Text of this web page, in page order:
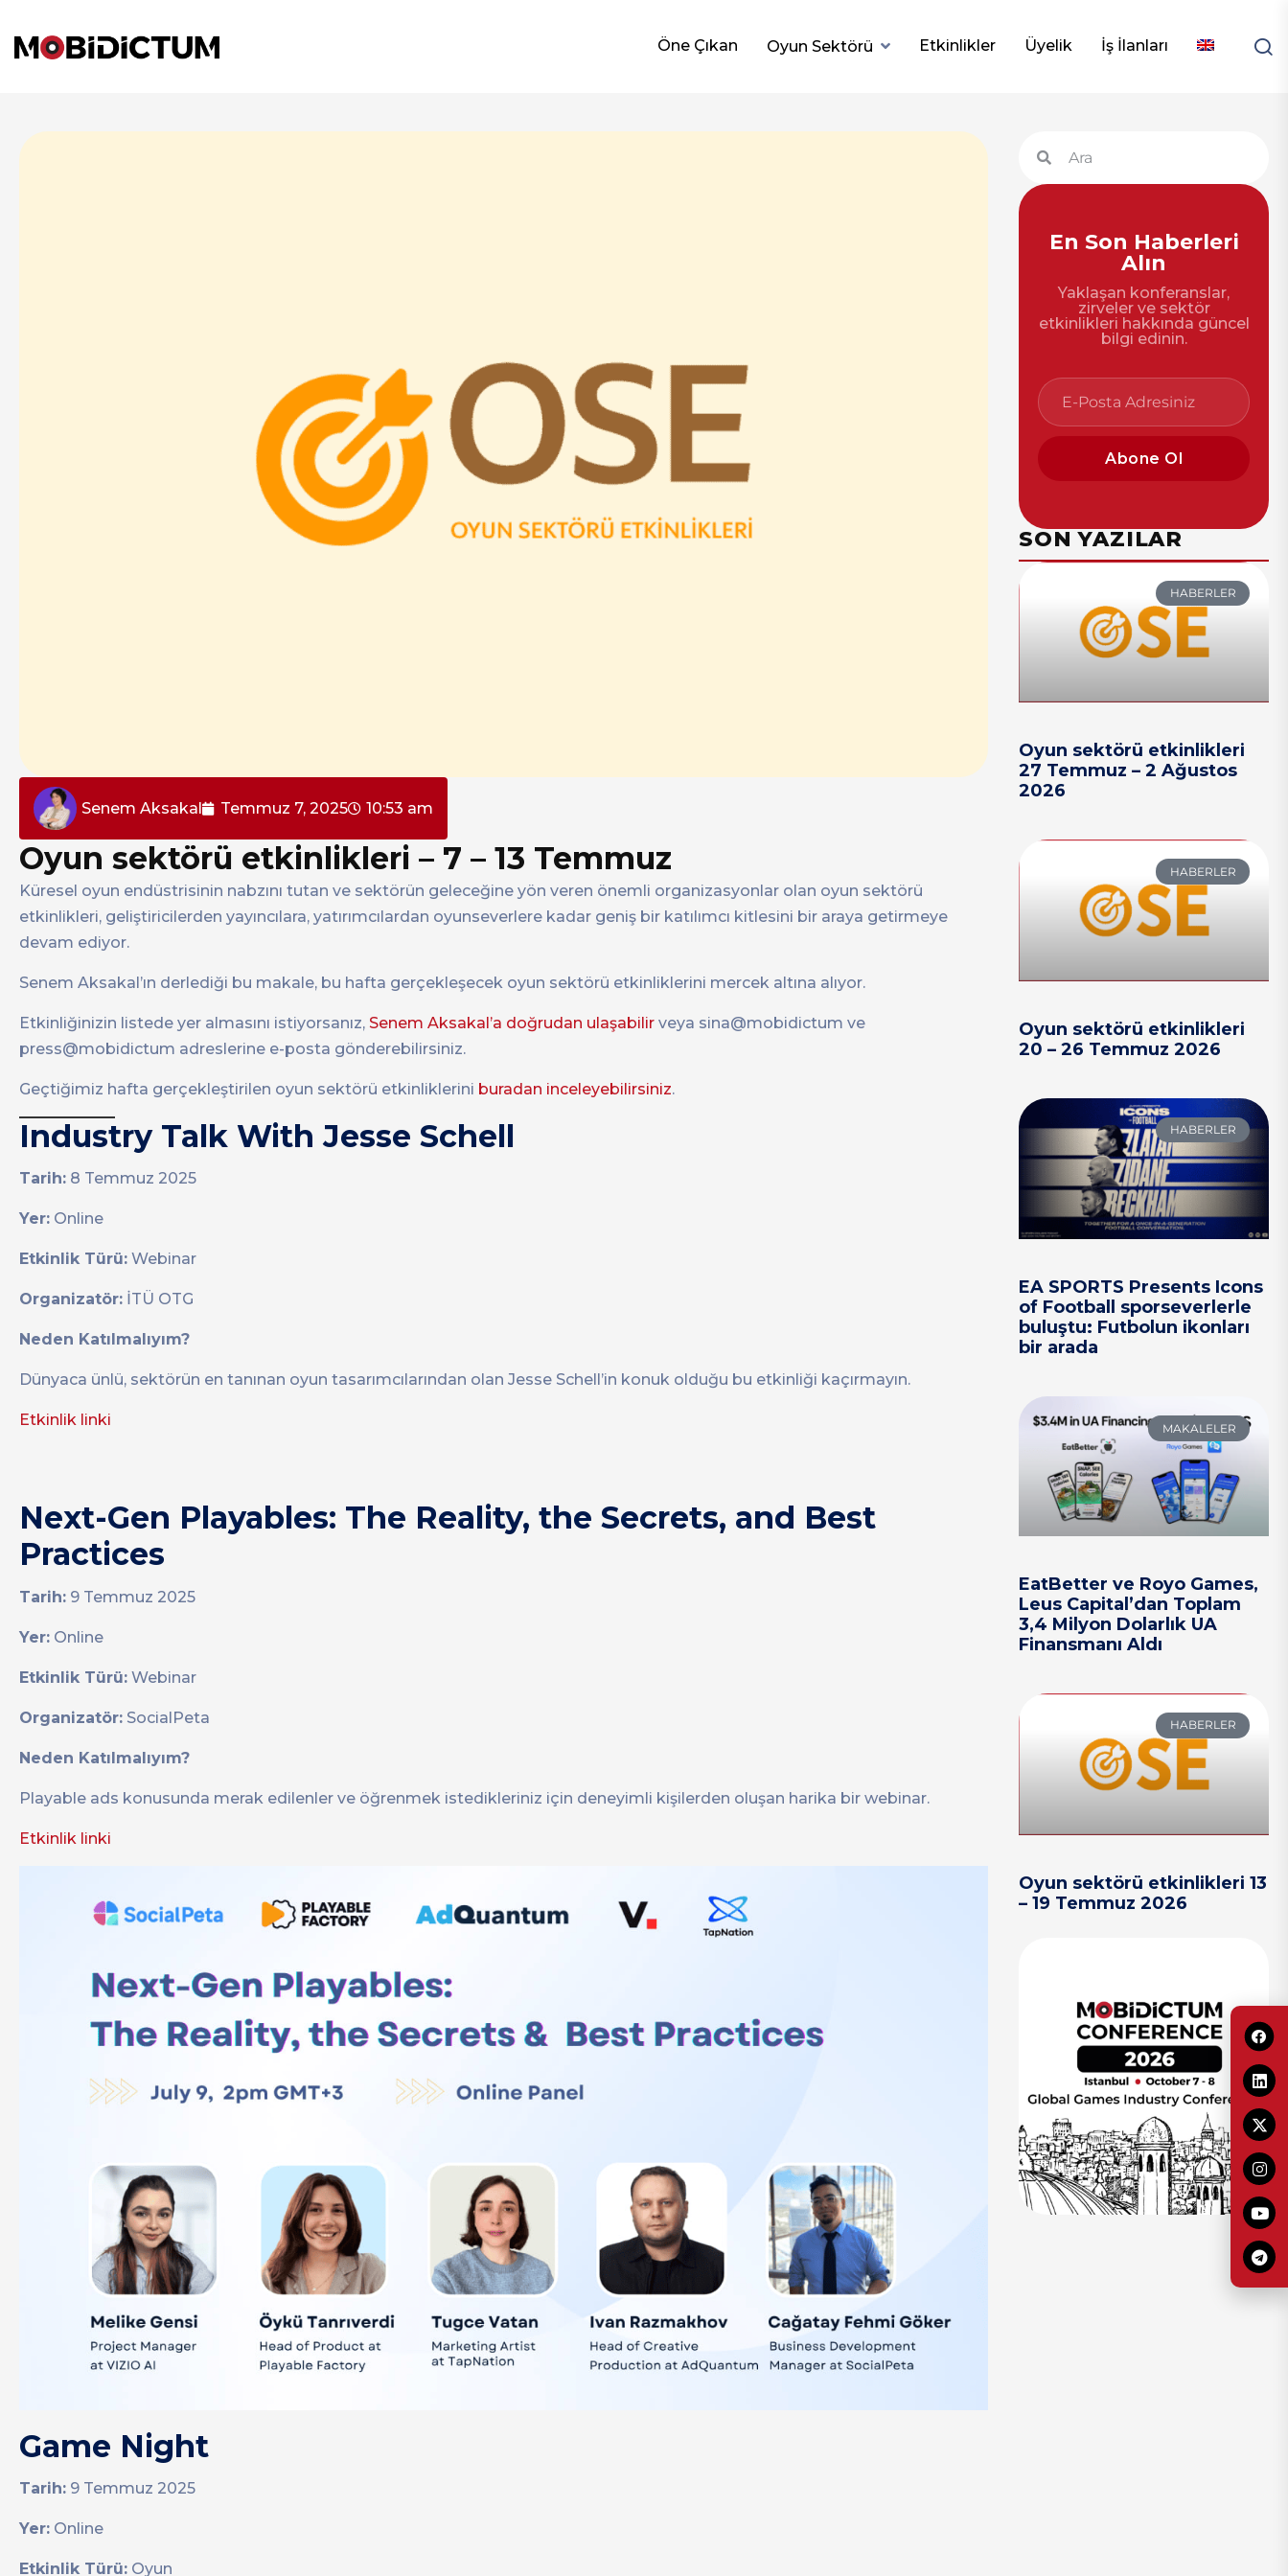
Öne Çıkan Oyun Sektörü Etkinlikler Üyelik İş İlanları
Senem Aksakal Temmuz 7, 2025 10:53 am
Oyun sektörü etkinlikleri – 7 – 13 Temmuz
Küresel oyun endüstrisinin nabzını tutan ve sektörün geleceğine yön veren önemli organizasyonlar olan oyun sektörü
etkinlikleri, geliştiricilerden yayıncılara, yatırımcılardan oyunseverlere kadar geniş bir katılımcı kitlesini bir araya getirmeye
devam ediyor.
Senem Aksakal’ın derlediği bu makale, bu hafta gerçekleşecek oyun sektörü etkinliklerini mercek altına alıyor.
Etkinliğinizin listede yer almasını istiyorsanız, Senem Aksakal’a doğrudan ulaşabilir veya sina@mobidictum ve
press@mobidictum adreslerine e-posta gönderebilirsiniz.
Geçtiğimiz hafta gerçekleştirilen oyun sektörü etkinliklerini buradan inceleyebilirsiniz.
Industry Talk With Jesse Schell
Tarih: 8 Temmuz 2025
Yer: Online
Etkinlik Türü: Webinar
Organizatör: İTÜ OTG
Neden Katılmalıyım?
Dünyaca ünlü, sektörün en tanınan oyun tasarımcılarından olan Jesse Schell’in konuk olduğu bu etkinliği kaçırmayın.
Etkinlik linki
Next-Gen Playables: The Reality, the Secrets, and Best
Practices
Tarih: 9 Temmuz 2025
Yer: Online
Etkinlik Türü: Webinar
Organizatör: SocialPeta
Neden Katılmalıyım?
Playable ads konusunda merak edilenler ve öğrenmek istedikleriniz için deneyimli kişilerden oluşan harika bir webinar.
Etkinlik linki
Game Night
Tarih: 9 Temmuz 2025
Yer: Online
Etkinlik Türü: Oyun
En Son Haberleri
Alın
Yaklaşan konferanslar,
zirveler ve sektör
etkinlikleri hakkında güncel
bilgi edinin.
Abone Ol
SON YAZILAR
HABERLER
Oyun sektörü etkinlikleri
27 Temmuz – 2 Ağustos
2026
HABERLER
Oyun sektörü etkinlikleri
20 – 26 Temmuz 2026
HABERLER
EA SPORTS Presents Icons
of Football sporseverlerle
buluştu: Futbolun ikonları
bir arada
MAKALELER
EatBetter ve Royo Games,
Leus Capital’dan Toplam
3,4 Milyon Dolarlık UA
Finansmanı Aldı
HABERLER
Oyun sektörü etkinlikleri 13
– 19 Temmuz 2026